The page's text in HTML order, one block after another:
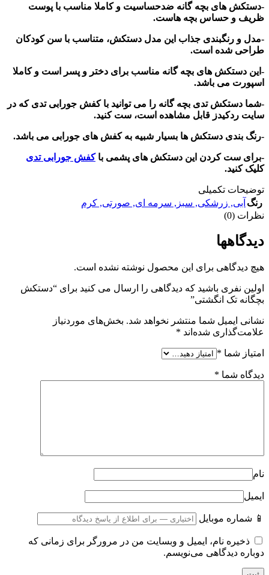
-دستکش های بچه گانه ضدحساسیت و کاملا مناسب با پوست
ظریف و حساس بچه هاست.
-مدل و رنگبندی جذاب این مدل دستکش، متناسب با سن کودکان
طراحی شده است.
-این دستکش های بچه گانه مناسب برای دختر و پسر است و کاملا
اسپورت می باشد.
-شما دستکش تدی بچه گانه را می توانید با کفش جورابی تدی که در
سایت ردکیدز قابل مشاهده است، ست کنید.
-رنگ بندی دستکش ها بسیار شبیه به کفش های جورابی می باشد.
-برای ست کردن این دستکش های پشمی باکفش جورابی تدی
کلیک کنید.
توضیحات تکمیلی
رنگ آبی, زرشکی, سبز , سرمه ای, صورتی, کرم
نظرات (0)
دیدگاهها
هیچ دیدگاهی برای این محصول نوشته نشده است.
اولین نفری باشید که دیدگاهی را ارسال می کنید برای “دستکش
بچگانه تک انگشتی”
نشانی ایمیل شما منتشر نخواهد شد. بخش‌های موردنیاز
علامت‌گذاری شده‌اند *
امتیاز شما *
دیدگاه شما *
نام
ایمیل
📱 شماره موبایل
ذخیره نام، ایمیل و وبسایت من در مرورگر برای زمانی که
دوباره دیدگاهی می‌نویسم.